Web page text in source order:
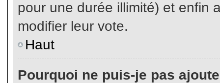
pour une durée illimité) et enfin
modifier leur vote.
Haut
Pourquoi ne puis-je pas